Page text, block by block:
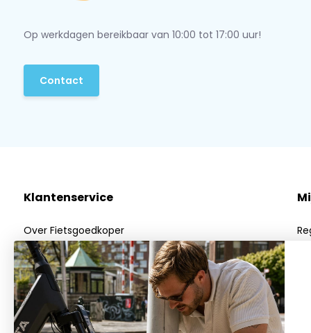
Op werkdagen bereikbaar van 10:00 tot 17:00 uur!
Contact
Klantenservice
Over Fietsgoedkoper
Algemene voorwaarden
Privacy Policy
Betaalmethoden
Verzenden & Retourneren